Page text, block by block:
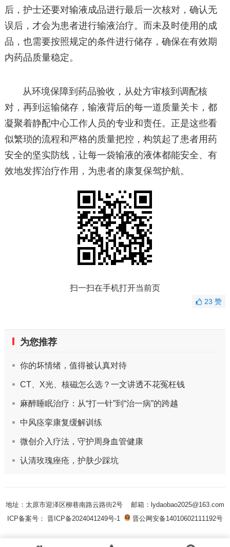
后，护士还要对输液成品进行最后一次核对，确认无
误后，才会为患者进行输液治疗。而未及时使用的成
品，也需要按照规定的条件进行储存，确保在有效期
内药品质量稳定。
从环境保障到药品验收，从处方审核到调配核
对，再到运输储存，输液背后的每一道质量关卡，都
凝聚着静配中心工作人员的专业和责任。正是这些看
似繁琐的流程和严格的质量把控，构筑起了患者用药
安全的坚实防线，让每一袋输液的液体都能安全、有
效地发挥治疗作用，为患者的康复保驾护航。
扫一扫在手机打开当前页
23赞
为您推荐
你的坏情绪，值得被认真对待
CT、X光、核磁怎么选？一文讲透不花冤枉钱
麻醉睡眠治疗：从“打一针”到“治一病”的跨越
中风痉挛康复缓解训练
微创介入疗法，守护周身血管健康
认清玫瑰痤疮，护肤少踩坑
地址：太原市迎泽区柳巷南路云路街2号 邮箱：lydaobao2025@163.com
ICP备案号： 晋ICP备2024041249号-1
晋公网安备14010602111192号